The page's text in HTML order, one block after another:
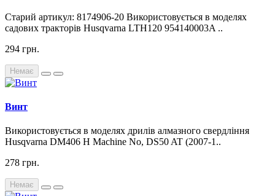
Старий артикул: 8174906-20 Використовується в моделях
садових тракторів Husqvarna LTH120 954140003A ..
294 грн.
Немає
Винт
Використовується в моделях дрилів алмазного свердління
Husqvarna DM406 H Machine No, DS50 AT (2007-1..
278 грн.
Немає